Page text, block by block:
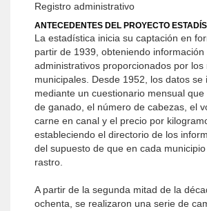
Registro administrativo
ANTECEDENTES DEL PROYECTO
La estadística inicia su captación en
partir de 1939, obteniendo
administrativos proporcionados por los
municipales. Desde 1952, los datos se
mediante un cuestionario mensual
de ganado, el número de cabezas, el
carne en canal y el precio por
estableciendo el directorio de los
del supuesto de que en cada
rastro.
A partir de la segunda mitad de la
ochenta, se realizaron una serie de